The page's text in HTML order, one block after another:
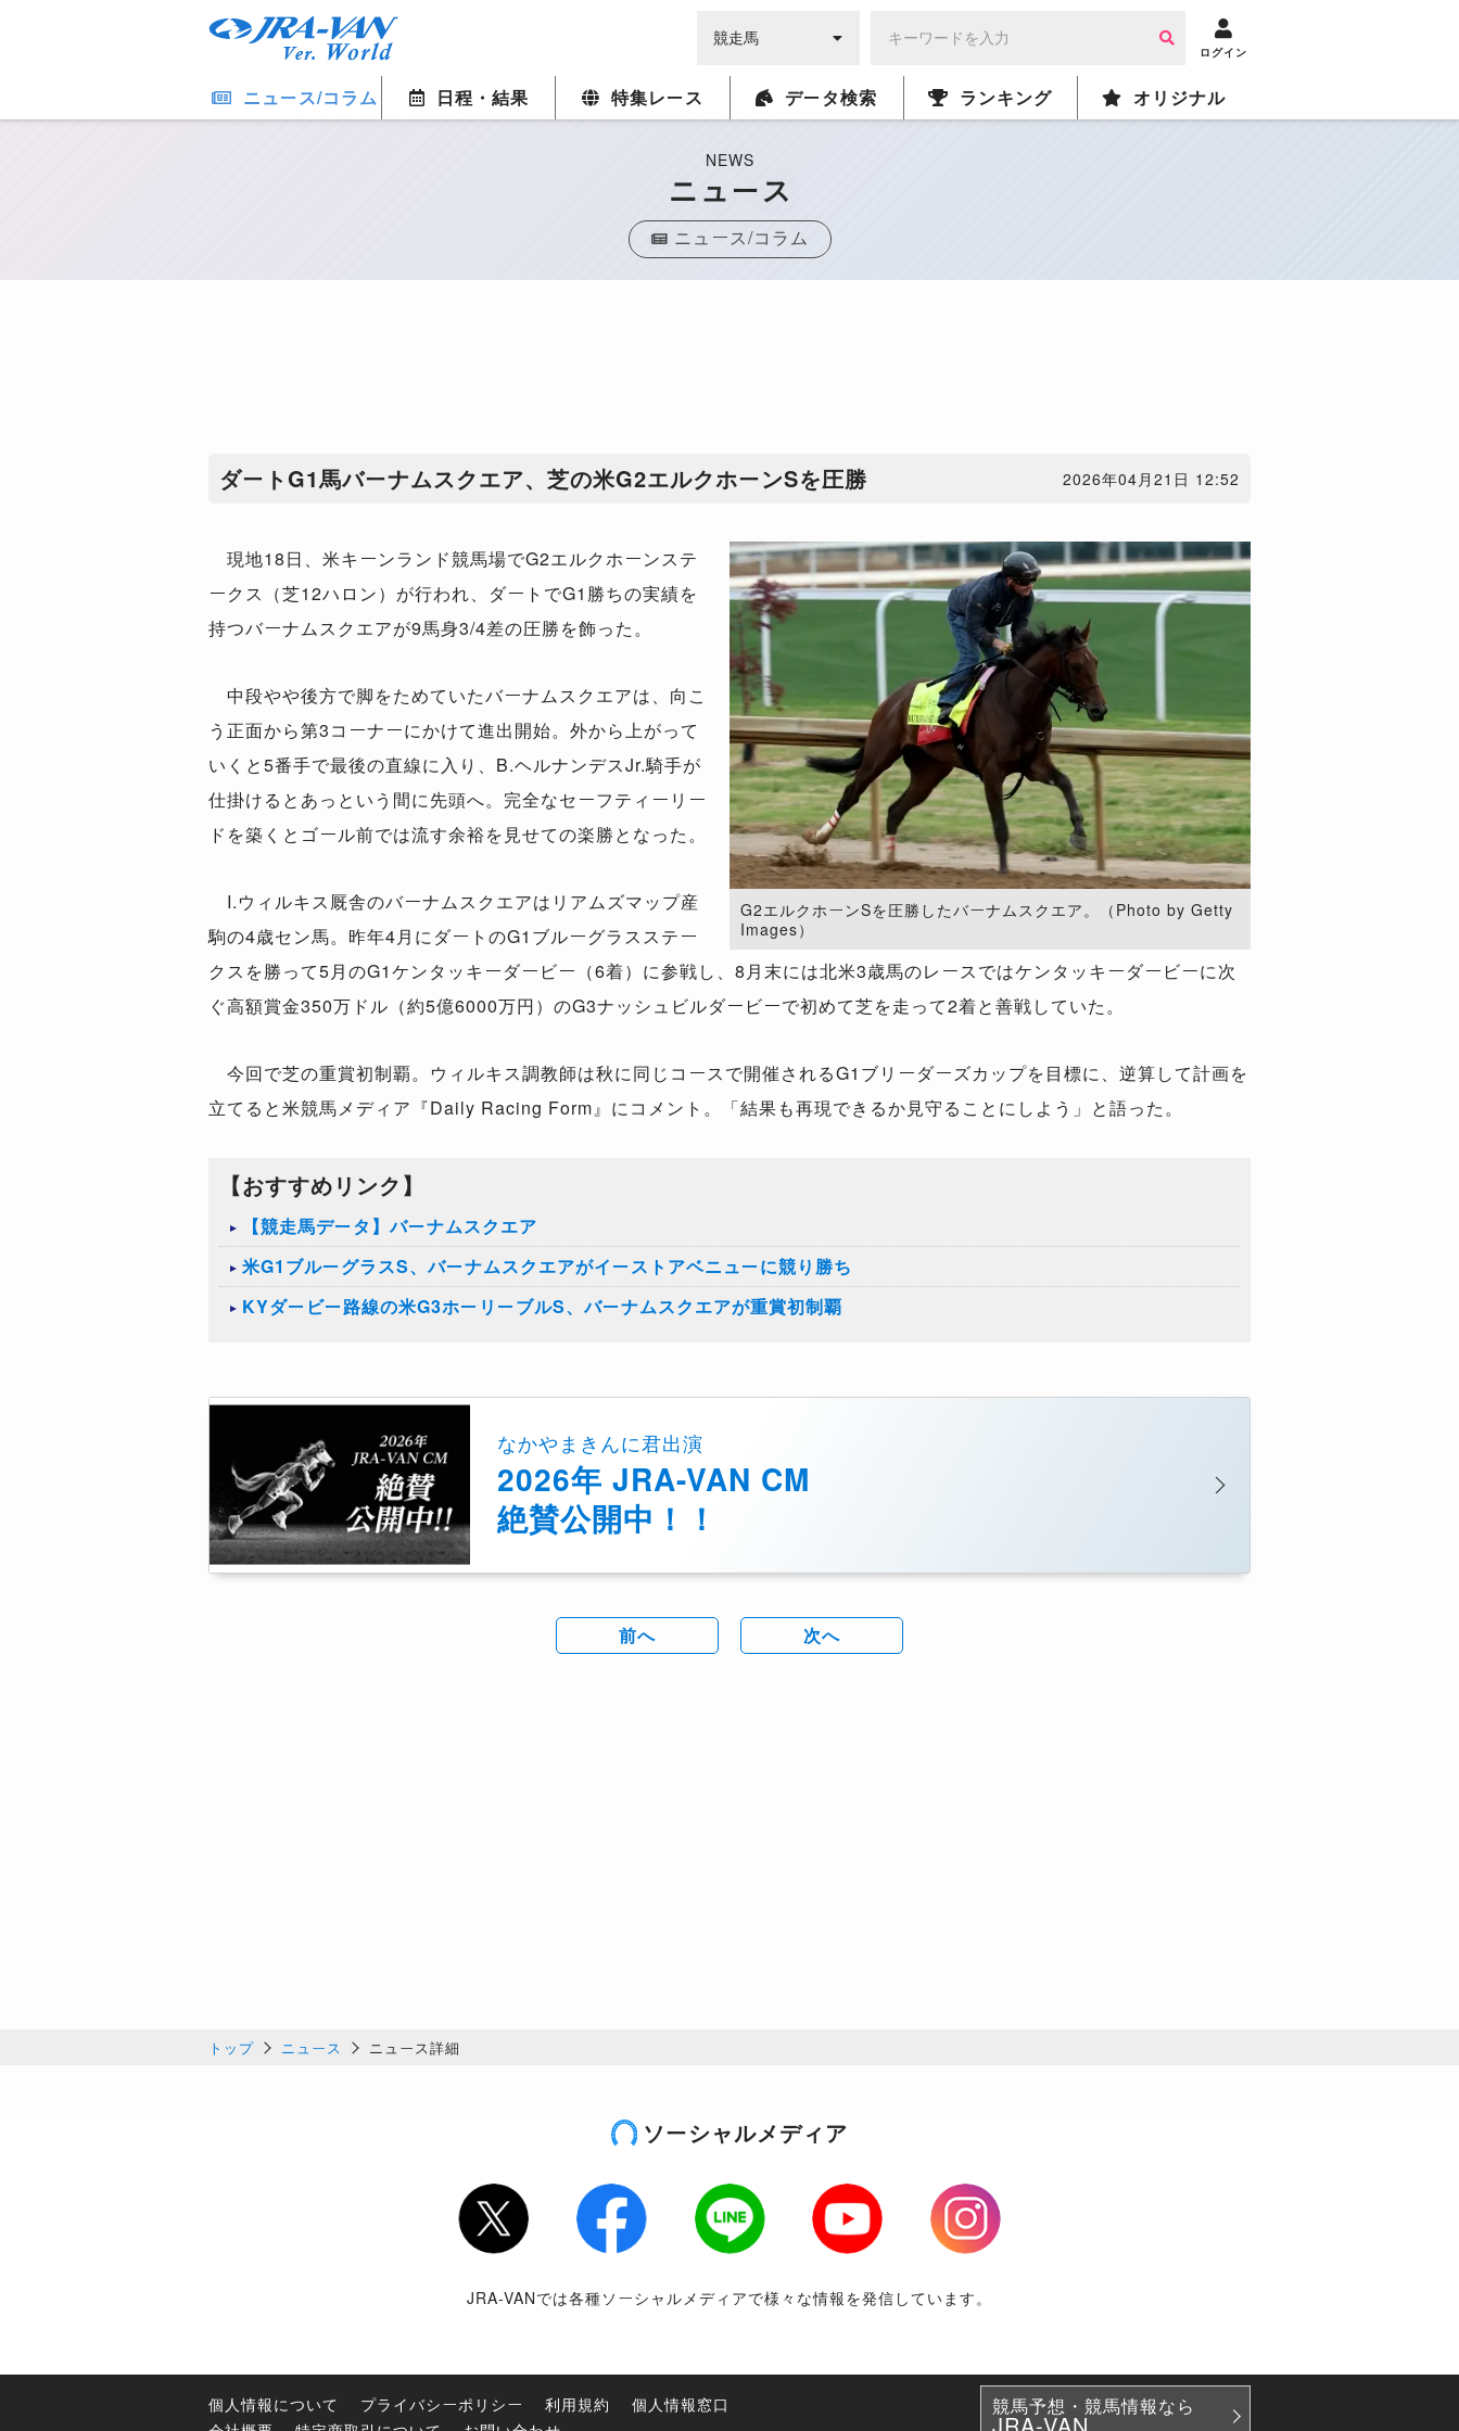
ログイン
ニュース/コラム 日程・結果 特集レース データ検索 ランキング オリジナル
NEWS
ニュース
ニュース/コラム
ダートG1馬バーナムスクエア、芝の米G2エルクホーンSを圧勝 2026年04月21日 12:52
G2エルクホーンSを圧勝したバーナムスクエア。（Photo by Getty
Images）
現地18日、米キーンランド競馬場でG2エルクホーンステ
ークス（芝12ハロン）が行われ、ダートでG1勝ちの実績を
持つバーナムスクエアが9馬身3/4差の圧勝を飾った。
中段やや後方で脚をためていたバーナムスクエアは、向こ
う正面から第3コーナーにかけて進出開始。外から上がって
いくと5番手で最後の直線に入り、B.ヘルナンデスJr.騎手が
仕掛けるとあっという間に先頭へ。完全なセーフティーリー
ドを築くとゴール前では流す余裕を見せての楽勝となった。
I.ウィルキス厩舎のバーナムスクエアはリアムズマップ産
駒の4歳セン馬。昨年4月にダートのG1ブルーグラスステー
クスを勝って5月のG1ケンタッキーダービー（6着）に参戦し、8月末には北米3歳馬のレースではケンタッキーダービーに次
ぐ高額賞金350万ドル（約5億6000万円）のG3ナッシュビルダービーで初めて芝を走って2着と善戦していた。
今回で芝の重賞初制覇。ウィルキス調教師は秋に同じコースで開催されるG1ブリーダーズカップを目標に、逆算して計画を
立てると米競馬メディア『Daily Racing Form』にコメント。「結果も再現できるか見守ることにしよう」と語った。
【おすすめリンク】
【競走馬データ】バーナムスクエア
​米G1ブルーグラスS、バーナムスクエアがイーストアベニューに競り勝ち
KYダービー路線の米G3ホーリーブルS、バーナムスクエアが重賞初制覇
なかやまきんに君出演
2026年 JRA-VAN CM
絶賛公開中！！
前へ 次へ
トップ ニュース ニュース詳細
ソーシャルメディア
Twitter Facebook LINE Youtube
Instagram
JRA-VANでは各種ソーシャルメディアで様々な情報を発信しています。
個人情報について プライバシーポリシー 利用規約
個人情報窓口
競馬予想・競馬情報なら
JRA-VAN